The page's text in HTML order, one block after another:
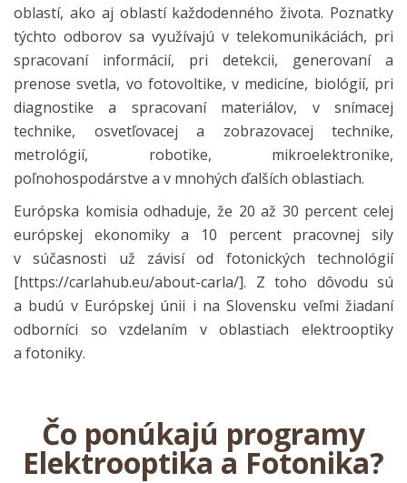
oblastí, ako aj oblastí každodenného života. Poznatky
týchto odborov sa využívajú v telekomunikáciách, pri
spracovaní informácií, pri detekcii, generovaní a
prenose svetla, vo fotovoltike, v medicíne, biológií, pri
diagnostike a spracovaní materiálov, v snímacej
technike, osvetľovacej a zobrazovacej technike,
metrológií, robotike, mikroelektronike,
poľnohospodárstve a v mnohých ďalších oblastiach.
Európska komisia odhaduje, že 20 až 30 percent celej
európskej ekonomiky a 10 percent pracovnej sily
v súčasnosti už závisí od fotonických technológií
[https://carlahub.eu/about-carla/]. Z toho dôvodu sú
a budú v Európskej únii i na Slovensku veľmi žiadaní
odborníci so vzdelaním v oblastiach elektrooptiky
a fotoniky.
Čo ponúkajú programy
Elektrooptika a Fotonika?